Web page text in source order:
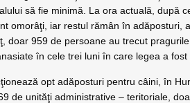
să fie minimă. La ora actuală, după
omorâţi, iar restul rămân în adăposturi,
doar 959 de persoane au trecut
în cele trei luni în care legea a fost
opt adăposturi pentru câini, în
de unităţi administrative – teritoriale,